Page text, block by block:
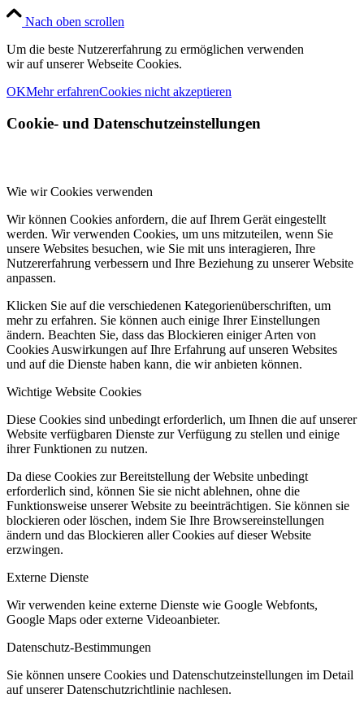
Nach oben scrollen
Um die beste Nutzererfahrung zu ermöglichen verwenden
wir auf unserer Webseite Cookies.
OKMehr erfahrenCookies nicht akzeptieren
Cookie- und Datenschutzeinstellungen
Wie wir Cookies verwenden
Wir können Cookies anfordern, die auf Ihrem Gerät eingestellt
werden. Wir verwenden Cookies, um uns mitzuteilen, wenn Sie
unsere Websites besuchen, wie Sie mit uns interagieren, Ihre
Nutzererfahrung verbessern und Ihre Beziehung zu unserer Website
anpassen.
Klicken Sie auf die verschiedenen Kategorienüberschriften, um
mehr zu erfahren. Sie können auch einige Ihrer Einstellungen
ändern. Beachten Sie, dass das Blockieren einiger Arten von
Cookies Auswirkungen auf Ihre Erfahrung auf unseren Websites
und auf die Dienste haben kann, die wir anbieten können.
Wichtige Website Cookies
Diese Cookies sind unbedingt erforderlich, um Ihnen die auf unserer
Website verfügbaren Dienste zur Verfügung zu stellen und einige
ihrer Funktionen zu nutzen.
Da diese Cookies zur Bereitstellung der Website unbedingt
erforderlich sind, können Sie sie nicht ablehnen, ohne die
Funktionsweise unserer Website zu beeinträchtigen. Sie können sie
blockieren oder löschen, indem Sie Ihre Browsereinstellungen
ändern und das Blockieren aller Cookies auf dieser Website
erzwingen.
Externe Dienste
Wir verwenden keine externe Dienste wie Google Webfonts,
Google Maps oder externe Videoanbieter.
Datenschutz-Bestimmungen
Sie können unsere Cookies und Datenschutzeinstellungen im Detail
auf unserer Datenschutzrichtlinie nachlesen.